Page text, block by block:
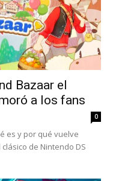
Bazaar el
a los fans
0
es y por qué vuelve
de Nintendo DS